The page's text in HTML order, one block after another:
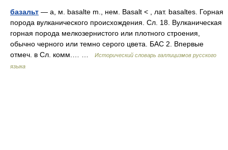
базальт — а, м. basalte m., нем. Basalt < , лат. basaltes. Горная
порода вулканического происхождения. Сл. 18. Вулканическая
горная порода мелкозернистого или плотного строения,
обычно черного или темно серого цвета. БАС 2. Впервые
отмеч. в Сл. комм.… …
Исторический словарь галлицизмов русского
языка